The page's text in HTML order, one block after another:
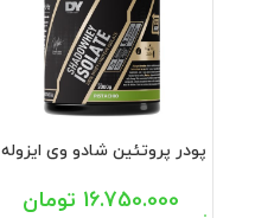
پودر پروتئین شادو وی ایزوله
2000 گرم16.750.000 تومان